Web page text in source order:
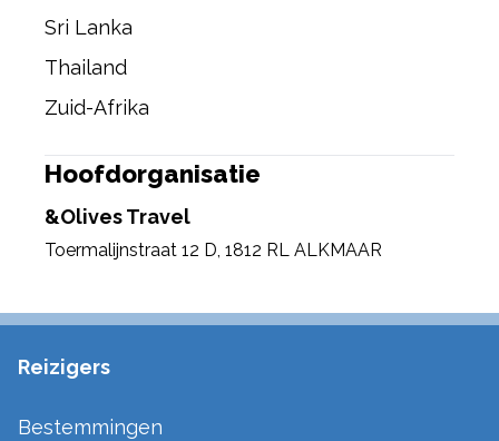
Sri Lanka
Thailand
Zuid-Afrika
Hoofdorganisatie
&Olives Travel
Toermalijnstraat 12 D, 1812 RL ALKMAAR
Reizigers
Bestemmingen